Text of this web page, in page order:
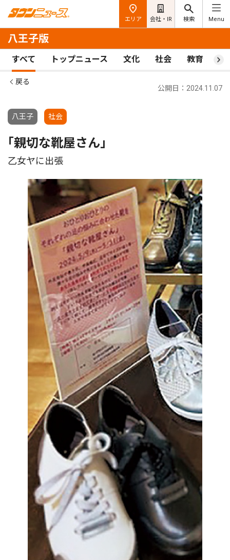
エリア 会社・IR 検索 Menu
八王子版
すべて トップニュース 文化 社会 教育 ス
戻る
八王子 社会
公開日：2024.11.07
｢親切な靴屋さん｣
乙女ヤに出張